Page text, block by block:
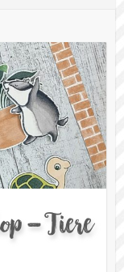
– Tiere